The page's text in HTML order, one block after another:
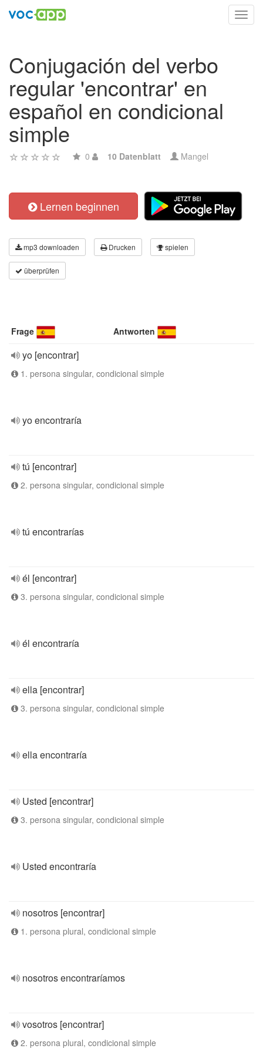
Conjugación del verbo
regular 'encontrar' en
español en condicional
simple
0 10 Datenblatt Mangel
Lernen beginnen
mp3 downloaden Drucken spielen
überprüfen
Frage Antworten
yo [encontrar]
1. persona singular, condicional simple
yo encontraría
tú [encontrar]
2. persona singular, condicional simple
tú encontrarías
él [encontrar]
3. persona singular, condicional simple
él encontraría
ella [encontrar]
3. persona singular, condicional simple
ella encontraría
Usted [encontrar]
3. persona singular, condicional simple
Usted encontraría
nosotros [encontrar]
1. persona plural, condicional simple
nosotros encontraríamos
vosotros [encontrar]
2. persona plural, condicional simple